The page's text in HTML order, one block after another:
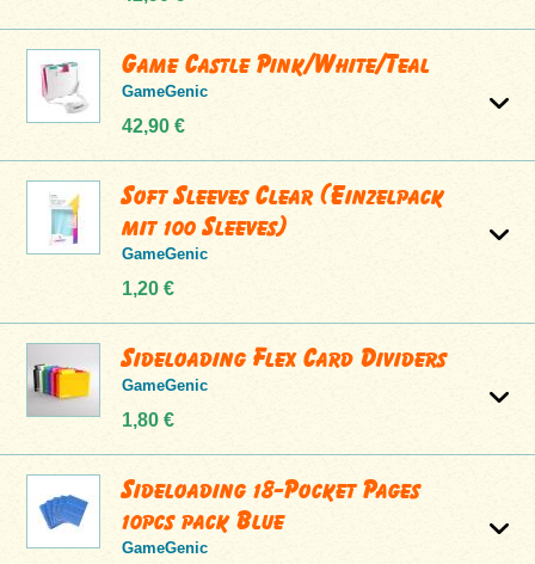
Game Castle Pink/White/Teal
GameGenic
42,90 €
Soft Sleeves Clear (Einzelpack
mit 100 Sleeves)
GameGenic
1,20 €
Sideloading Flex Card Dividers
GameGenic
1,80 €
Sideloading 18-Pocket Pages
10pcs pack Blue
GameGenic